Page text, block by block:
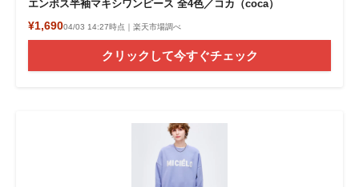
エンボス半袖マキシワンピース 全4色／コカ（coca）
¥1,69004/03 14:27時点｜楽天市場調べ
クリックして今すぐチェック